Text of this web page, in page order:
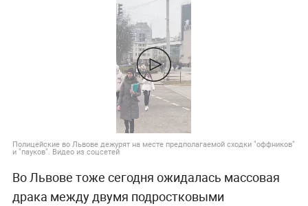
Полицейские во Львове дежурят на месте предполагаемой сходки "оффников"
и "пауков". Видео из соцсетей
Во Львове тоже сегодня ожидалась массовая
драка между двумя подростковыми